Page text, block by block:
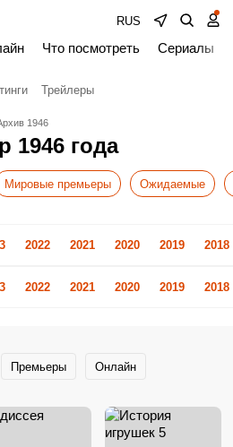
RUS
Что посмотреть Сериалы
Трейлеры
1946
1946 года
Мировые премьеры Ожидаемые
2022 2021 2020 2019 2018
2022 2021 2020 2019 2018
Премьеры Онлайн